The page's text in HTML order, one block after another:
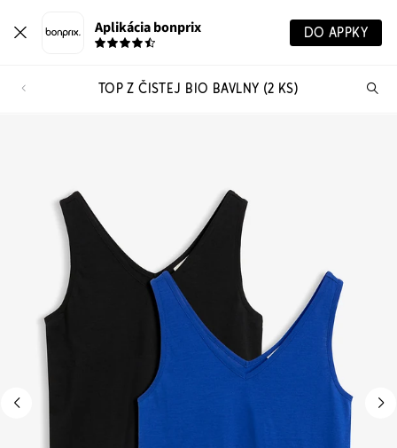
Aplikácia bonprix DO APPKY
TOP Z ČISTEJ BIO BAVLNY (2 KS)